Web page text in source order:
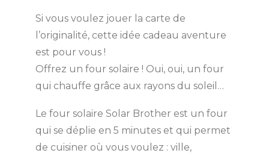
Si vous voulez jouer la carte de
l’originalité, cette idée cadeau aventure
est pour vous !
Offrez un four solaire ! Oui, oui, un four
qui chauffe grâce aux rayons du soleil…
Le four solaire Solar Brother est un four
qui se déplie en 5 minutes et qui permet
de cuisiner où vous voulez : ville,